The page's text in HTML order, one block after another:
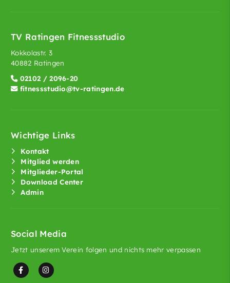
TV Ratingen Fitnessstudio
Kokkolastr. 3
40882 Ratingen
02102 / 2096-20
fitnessstudio@tv-ratingen.de
Wichtige Links
Kontakt
Mitglied werden
Mitglieder-Portal
Download Center
Admin
Social Media
Jetzt unserem Verein folgen und nichts mehr verpassen